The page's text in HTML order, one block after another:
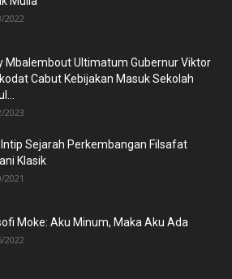
2022
Mbalembout Ultimatum Gubernur Viktor
Cabut Kebijakan Masuk Sekolah
2023
Sejarah Perkembangan Filsafat
Klasik
2021
Moke: Aku Minum, Maka Aku Ada
2022